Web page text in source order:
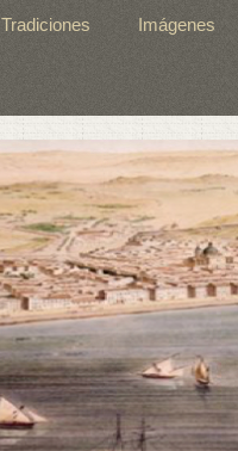
Tradiciones Imágenes